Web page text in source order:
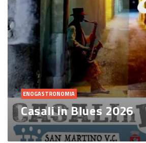
ENOGASTRONOMIA
Casali in Blues 2026